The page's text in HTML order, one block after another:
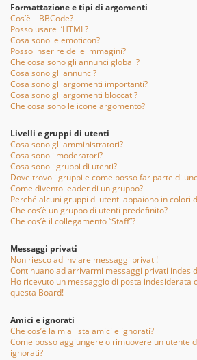
Formattazione e tipi di argomenti
Cos’è il BBCode?
Posso usare l’HTML?
Cosa sono le emoticon?
Posso inserire delle immagini?
Che cosa sono gli annunci globali?
Cosa sono gli annunci?
Cosa sono gli argomenti importanti?
Cosa sono gli argomenti bloccati?
Che cosa sono le icone argomento?
Livelli e gruppi di utenti
Cosa sono gli amministratori?
Cosa sono i moderatori?
Cosa sono i gruppi di utenti?
Dove trovo i gruppi e come posso far parte di
Come divento leader di un gruppo?
Perché alcuni gruppi di utenti appaiono in colori
Che cos’è un gruppo di utenti predefinito?
Che cos’è il collegamento “Staff”?
Messaggi privati
Non riesco ad inviare messaggi privati!
Continuano ad arrivarmi messaggi privati
Ho ricevuto un messaggio di posta indesiderata
questa Board!
Amici e ignorati
Che cos’è la mia lista amici e ignorati?
Come posso aggiungere o rimuovere un utente
ignorati?